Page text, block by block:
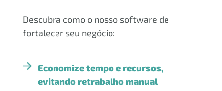
Descubra como o nosso software de
fortalecer seu negócio:
Economize tempo e recursos,
evitando retrabalho manual